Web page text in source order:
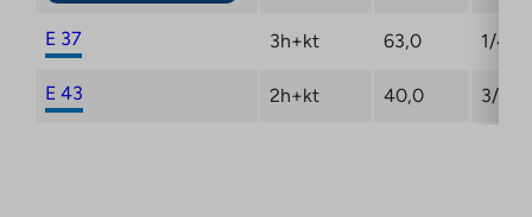
E 37 3h+kt 63,0 1/4
E 43 2h+kt 40,0 3/4